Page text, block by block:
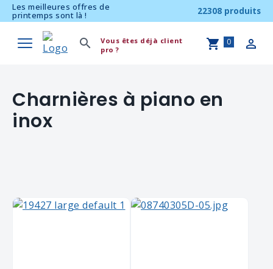
Les meilleures offres de
printemps sont là ! 22308 produits
Vous êtes déjà client
pro ?
0
Charnières à piano en
inox